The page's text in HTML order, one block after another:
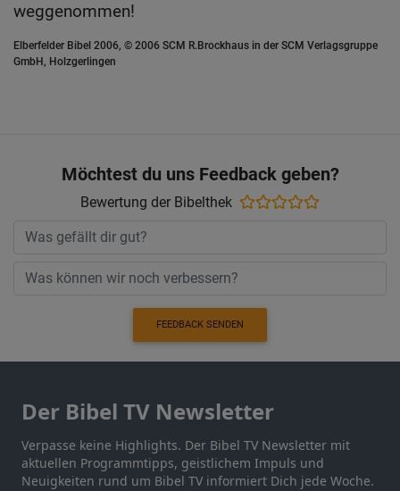
weggenommen!
Elberfelder Bibel 2006, © 2006 SCM R.Brockhaus in der SCM Verlagsgruppe
GmbH, Holzgerlingen
Möchtest du uns Feedback geben?
Bewertung der Bibelthek
FEEDBACK SENDEN
Der Bibel TV Newsletter
Verpasse keine Highlights. Der Bibel TV Newsletter mit
aktuellen Programmtipps, geistlichem Impuls und
Neuigkeiten rund um Bibel TV informiert Dich jede Woche.